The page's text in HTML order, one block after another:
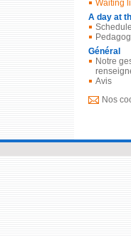
Waiting
A day at
Schedule
Général
Notre
Avis
Nos